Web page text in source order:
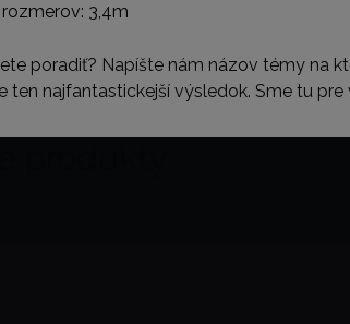
3,4m
poradiť? Napíšte nám názov témy na
ten najfantastickejší výsledok. Sme tu